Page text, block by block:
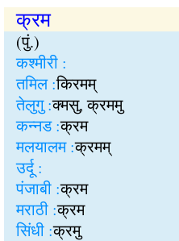
क्रम
(पुं.)
कश्मीरी :
तमिल :किरमम्
तेलुगु :क्मसु, क्रममु
कन्नड :क्रम
मलयालम :क्रमम्
उर्दू :
पंजाबी :क्रम
मराठी :क्रम
सिंधी :क्रमु